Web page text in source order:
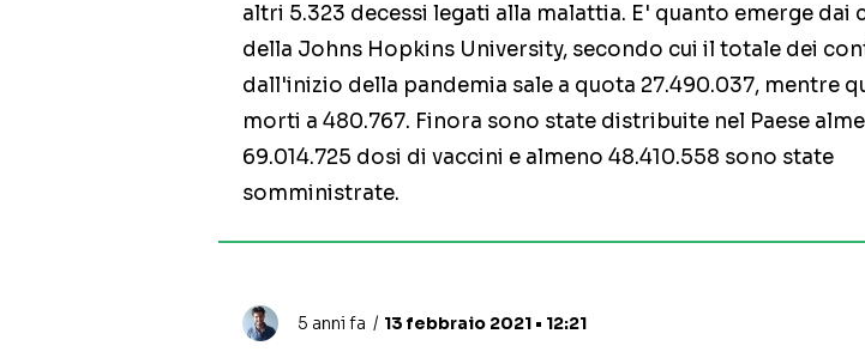
altri 5.323 decessi legati alla malattia. E' quanto emerge dai
della Johns Hopkins University, secondo cui il totale dei
dall'inizio della pandemia sale a quota 27.490.037, mentre
morti a 480.767. Finora sono state distribuite nel Paese
69.014.725 dosi di vaccini e almeno 48.410.558 sono state
somministrate.
5 anni fa 13 febbraio 2021 • 12:21